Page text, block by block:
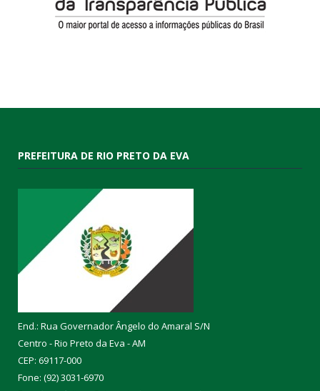
PREFEITURA DE RIO PRETO DA EVA
End.: Rua Governador Ângelo do Amaral S/N
Centro - Rio Preto da Eva - AM
CEP: 69117-000
Fone: (92) 3031-6970